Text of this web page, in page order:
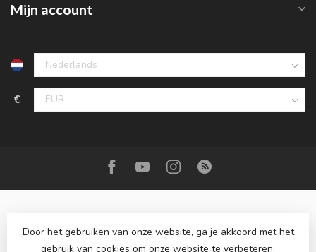
Mijn account
€
Door het gebruiken van onze website, ga je akkoord met het
gebruik van cookies om onze website te verbeteren.